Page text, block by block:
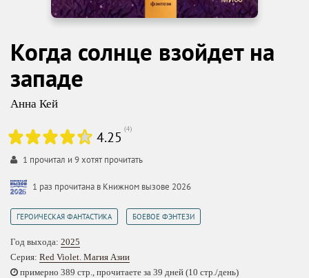
Когда солнце взойдет на
западе
Анна Кей
4.25 (4)
1 прочитал и 9хотят прочитать
1 раз прочитана в Книжном вызове 2026
ГЕРОИЧЕСКАЯ ФАНТАСТИКА БОЕВОЕ ФЭНТЕЗИ
Год выхода: 2025
Серия: Red Violet. Магия Азии
примерно 389 стр., прочитаете за 39 дней (10 стр./день)